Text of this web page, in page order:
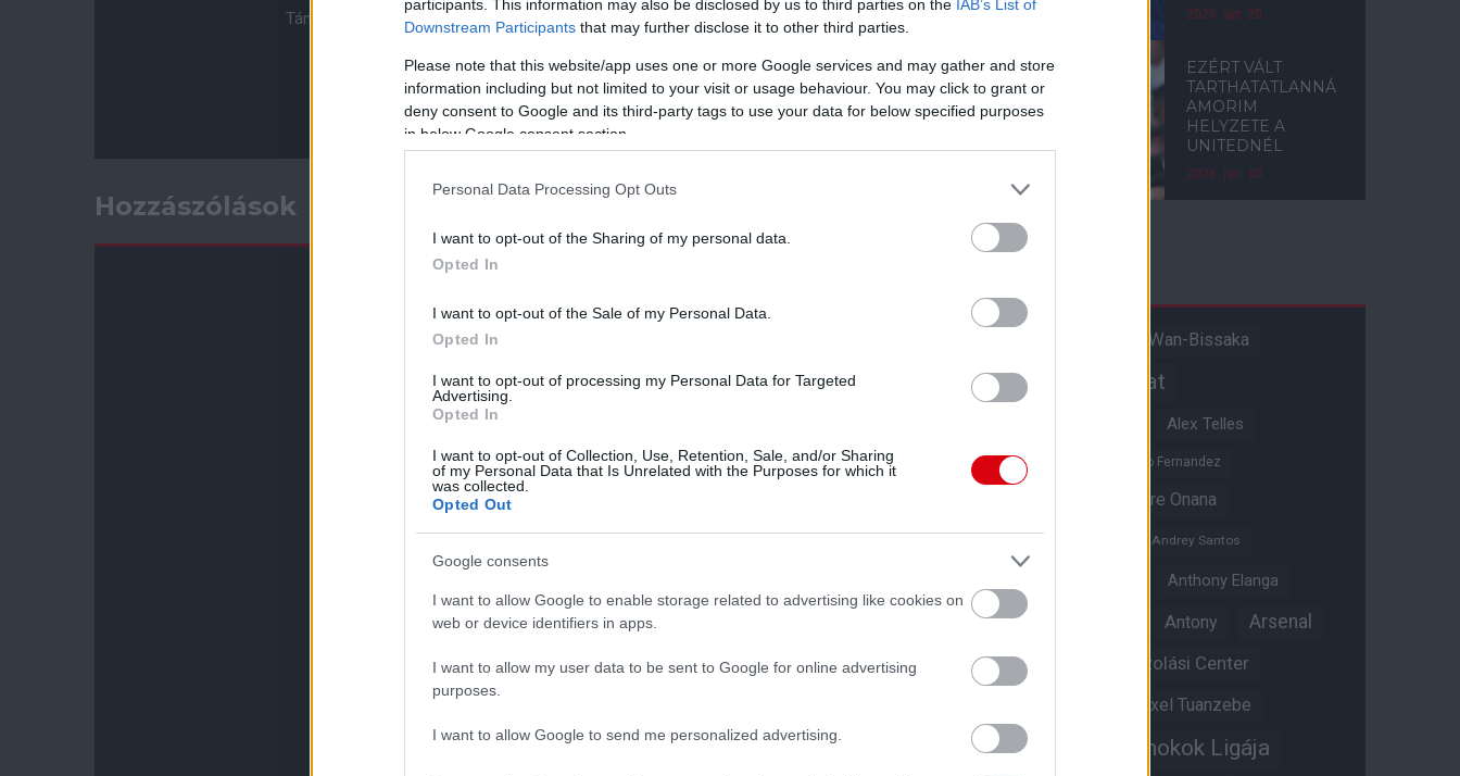
participants. This information may also be disclosed by us to third parties on the IAB’s List of
Downstream Participants that may further disclose it to other third parties.
Please note that this website/app uses one or more Google services and may gather and store
information including but not limited to your visit or usage behaviour. You may click to grant or
deny consent to Google and its third-party tags to use your data for below specified purposes
in below Google consent section.
Personal Data Processing Opt Outs
I want to opt-out of the Sharing of my personal data.
Opted In
I want to opt-out of the Sale of my Personal Data.
Opted In
I want to opt-out of processing my Personal Data for Targeted
Advertising.
Opted In
I want to opt-out of Collection, Use, Retention, Sale, and/or Sharing
of my Personal Data that Is Unrelated with the Purposes for which it
was collected.
Opted Out
Google consents
I want to allow Google to enable storage related to advertising like cookies on
web or device identifiers in apps.
I want to allow my user data to be sent to Google for online advertising
purposes.
I want to allow Google to send me personalized advertising.
Támogasd adományoddal a ManUtdFanatics.hu működését!
Hozzászólások
2026. ápr. 20.
EZÉRT VÁLT
TARTHATATLANNÁ
AMORIM
HELYZETE A
UNITEDNÉL
2026. jan. 05.
Aaron Wan-Bissaka
Akadémiai csapat
Alex Telles
Altay Bayindir Alvaro Fernandez
Andre Onana
Andreas Pereira
Andrey Santos
Anthony Elanga
Anthony Martial Antony Arsenal
Aston Villa Átigazolási Center
Axel Tuanzebe
Ayden Heaven Bajnokok Ligája